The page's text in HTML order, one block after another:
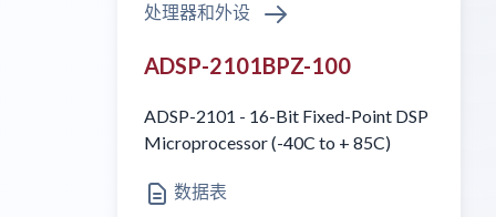
处理器和外设
ADSP-2101BPZ-100
ADSP-2101 - 16-Bit Fixed-Point DSP
Microprocessor (-40C to + 85C)
数据表